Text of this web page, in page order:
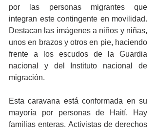
por las personas migrantes que
integran este contingente en movilidad.
Destacan las imágenes a niños y niñas,
unos en brazos y otros en pie, haciendo
frente a los escudos de la Guardia
nacional y del Instituto nacional de
migración.
Esta caravana está conformada en su
mayoría por personas de Haití. Hay
familias enteras. Activistas de derechos